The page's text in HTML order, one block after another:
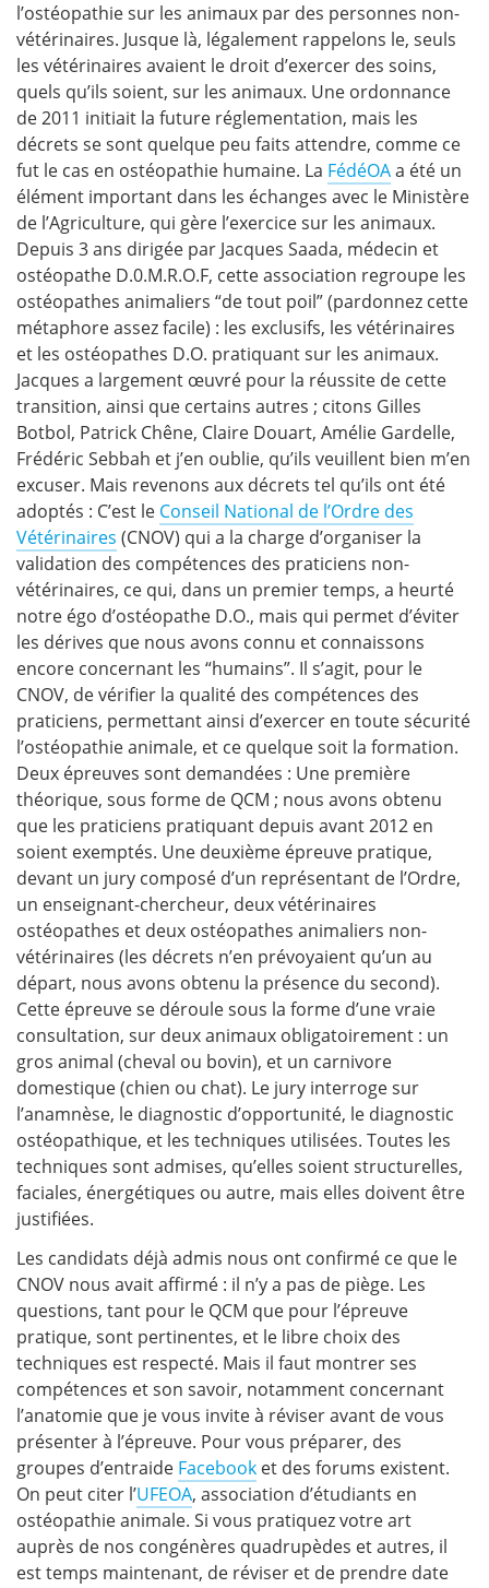
l’ostéopathie sur les animaux par des personnes non-
vétérinaires. Jusque là, légalement rappelons le, seuls
les vétérinaires avaient le droit d’exercer des soins,
quels qu’ils soient, sur les animaux. Une ordonnance
de 2011 initiait la future réglementation, mais les
décrets se sont quelque peu faits attendre, comme ce
fut le cas en ostéopathie humaine. La FédéOAa été un
élément important dans les échanges avec le Ministère
de l’Agriculture, qui gère l’exercice sur les animaux.
Depuis 3 ans dirigée par Jacques Saada, médecin et
ostéopathe D.0.M.R.O.F, cette association regroupe les
ostéopathes animaliers “de tout poil” (pardonnez cette
métaphore assez facile) : les exclusifs, les vétérinaires
et les ostéopathes D.O. pratiquant sur les animaux.
Jacques a largement œuvré pour la réussite de cette
transition, ainsi que certains autres ; citons Gilles
Botbol, Patrick Chêne, Claire Douart, Amélie Gardelle,
Frédéric Sebbah et j’en oublie, qu’ils veuillent bien m’en
excuser. Mais revenons aux décrets tel qu’ils ont été
adoptés : C’est le Conseil National de l’Ordre des
Vétérinaires (CNOV) qui a la charge d’organiser la
validation des compétences des praticiens non-
vétérinaires, ce qui, dans un premier temps, a heurté
notre égo d’ostéopathe D.O., mais qui permet d’éviter
les dérives que nous avons connu et connaissons
encore concernant les “humains”. Il s’agit, pour le
CNOV, de vérifier la qualité des compétences des
praticiens, permettant ainsi d’exercer en toute sécurité
l’ostéopathie animale, et ce quelque soit la formation.
Deux épreuves sont demandées : Une première
théorique, sous forme de QCM ; nous avons obtenu
que les praticiens pratiquant depuis avant 2012 en
soient exemptés. Une deuxième épreuve pratique,
devant un jury composé d’un représentant de l’Ordre,
un enseignant-chercheur, deux vétérinaires
ostéopathes et deux ostéopathes animaliers non-
vétérinaires (les décrets n’en prévoyaient qu’un au
départ, nous avons obtenu la présence du second).
Cette épreuve se déroule sous la forme d’une vraie
consultation, sur deux animaux obligatoirement : un
gros animal (cheval ou bovin), et un carnivore
domestique (chien ou chat). Le jury interroge sur
l’anamnèse, le diagnostic d’opportunité, le diagnostic
ostéopathique, et les techniques utilisées. Toutes les
techniques sont admises, qu’elles soient structurelles,
faciales, énergétiques ou autre, mais elles doivent être
justifiées.
Les candidats déjà admis nous ont confirmé ce que le
CNOV nous avait affirmé : il n’y a pas de piège. Les
questions, tant pour le QCM que pour l’épreuve
pratique, sont pertinentes, et le libre choix des
techniques est respecté. Mais il faut montrer ses
compétences et son savoir, notamment concernant
l’anatomie que je vous invite à réviser avant de vous
présenter à l’épreuve. Pour vous préparer, des
groupes d’entraide Facebook et des forums existent.
On peut citer l’UFEOA, association d’étudiants en
ostéopathie animale. Si vous pratiquez votre art
auprès de nos congénères quadrupèdes et autres, il
est temps maintenant, de réviser et de prendre date